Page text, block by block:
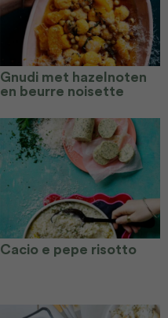
Gnudi met hazelnoten
en beurre noisette
Cacio e pepe risotto